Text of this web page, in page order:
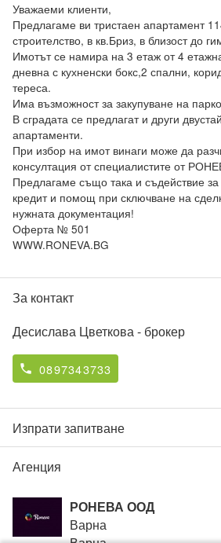
Уважаеми клиенти,
Предлагаме ви тристаен апартамент
строителство, в кв.Бриз, в близост до
Имотът се намира на 3 етаж от 4
дневна с кухненски бокс,2 спални,
тереса.
Има възможност за закупуване на
В сградата се предлагат и други
апартаменти.
При избор на имот винаги може да
консултация от специалистите от
Предлагаме също така и съдействие за
кредит и помощ при сключване на
нужната документация!
Оферта № 501
За контакт
Десислава Цветкова- брокер
phone 0897343733
Изпрати запитване
Агенция
РОНЕВА ООД
Варна